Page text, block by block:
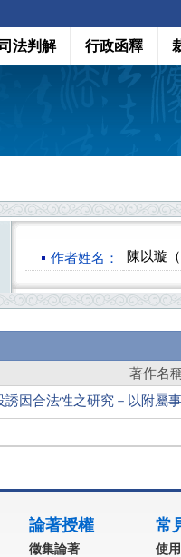
法判解 行政函釋
作者姓名： 陳以璇
著作名
因合法性之研究－以附屬
論著授權
徵集論著
常
使